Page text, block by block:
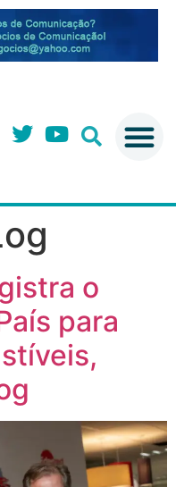
o
para